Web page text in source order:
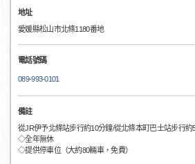
地址
愛媛縣松山市北條1180番地
電話號碼
089-993-0101
備註
從JR伊予北條站步行約10分鐘/從北條本町巴士站步行約
◇全年無休
◇提供停車位（大約80輛車，免費）